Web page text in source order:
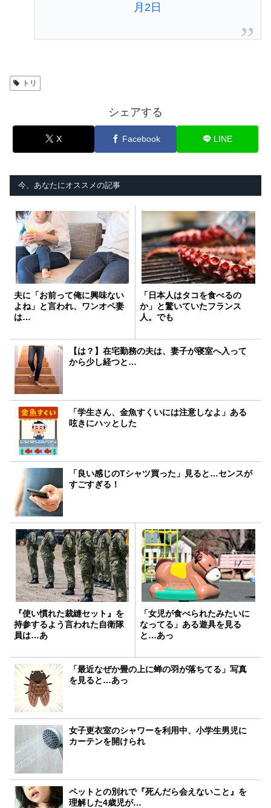
月2日
トリ
シェアする
X Facebook LINE
今、あなたにオススメの記事
夫に「お前って俺に興味ない
よね」と言われ、ワンオペ妻
は…
「日本人はタコを食べるの
か」と驚いていたフランス
人。でも
【は？】在宅勤務の夫は、妻子が寝室へ入って
から少し経つと…
「学生さん、金魚すくいには注意しなよ」ある
呟きにハッとした
「良い感じのTシャツ買った」見ると…センスが
すごすぎる！
『使い慣れた裁縫セット』を
持参するよう言われた自衛隊
員は…あ
「女児が食べられたみたいに
なってる」ある遊具を見る
と…あっ
「最近なぜか畳の上に蝉の羽が落ちてる」写真
を見ると…あっ
女子更衣室のシャワーを利用中、小学生男児に
カーテンを開けられ
ペットとの別れで『死んだら会えないこと』を
理解した4歳児が…